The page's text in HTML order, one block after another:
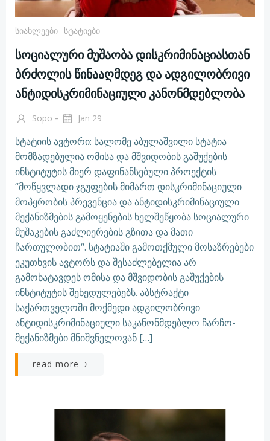
Სიახლეები Სტატიები
სოციალური მუშაობა დისკრიმინაციასთან
ბრძოლის წინააღმდეგ და ადგილობრივი
ანტიდისკრიმინაციული კანონმდებლობა
Sopo - Jan 29
სტატიის ავტორი: სალომე აბულაშვილი სტატია
მომზადებულია ომისა და მშვიდობის გაშუქების
ინსტიტუტის მიერ დაფინანსებული პროექტის
“მოწყვლადი ჯგუფების მიმართ დისკრიმინაციული
მოპყრობის პრევენცია და ანტიდისკრიმინაციული
მექანიზმების გამოყენების ხელშეწყობა სოციალური
მუშაკების გაძლიერების გზითა და მათი
ჩართულობით“. სტატიაში გამოთქმული მოსაზრებები
ეკუთხვის ავტორს და შესაძლებელია არ
გამოხატავდეს ომისა და მშვიდობის გაშუქების
ინსტიტუტის შეხედულებებს. აბსტრაქტი
საქართველოში მოქმედი ადგილობრივი
ანტიდისკრიმინაციული საკანონმდებლო ჩარჩო-
მექანიზმები მნიშვნელოვან […]
read more